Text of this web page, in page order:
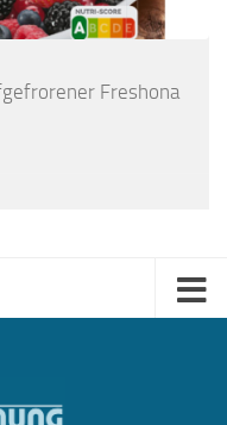
Freshona